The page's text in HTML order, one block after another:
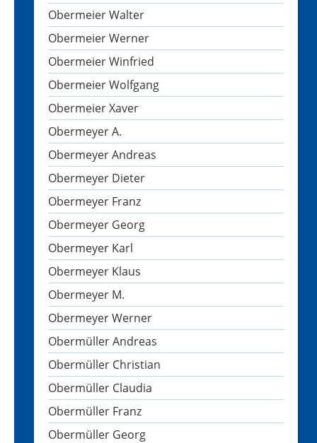
Obermeier Walter
Obermeier Werner
Obermeier Winfried
Obermeier Wolfgang
Obermeier Xaver
Obermeyer A.
Obermeyer Andreas
Obermeyer Dieter
Obermeyer Franz
Obermeyer Georg
Obermeyer Karl
Obermeyer Klaus
Obermeyer M.
Obermeyer Werner
Obermüller Andreas
Obermüller Christian
Obermüller Claudia
Obermüller Franz
Obermüller Georg